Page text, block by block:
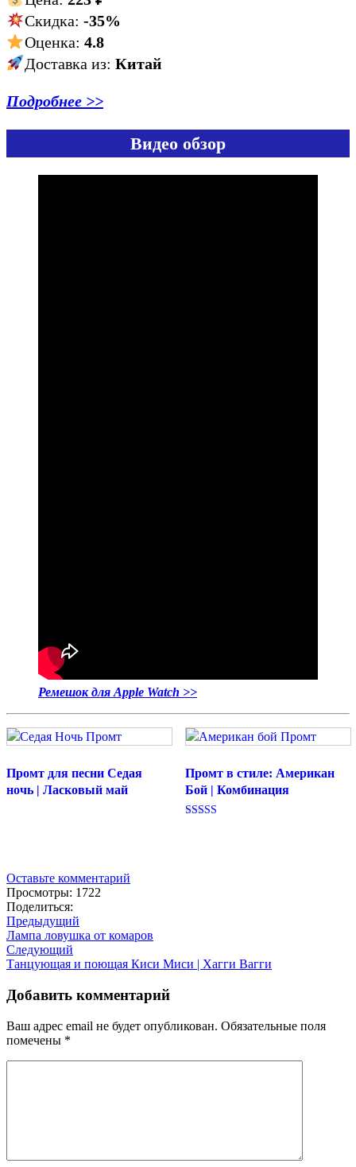
Скидка: -35%
Оценка: 4.8
Доставка из: Китай
Подробнее >>
Видео обзор
Ремешок для Apple Watch >>
Промт для песни Седая
ночь | Ласковый май
Промт в стиле: Американ
Бой | Комбинация
Оставьте комментарий
Просмотры: 1722
Поделиться:
Предыдущий
Лампа ловушка от комаров
Следующий
Танцующая и поющая Киси Миси | Хагги Вагги
Добавить комментарий
Ваш адрес email не будет опубликован. Обязательные поля
помечены *